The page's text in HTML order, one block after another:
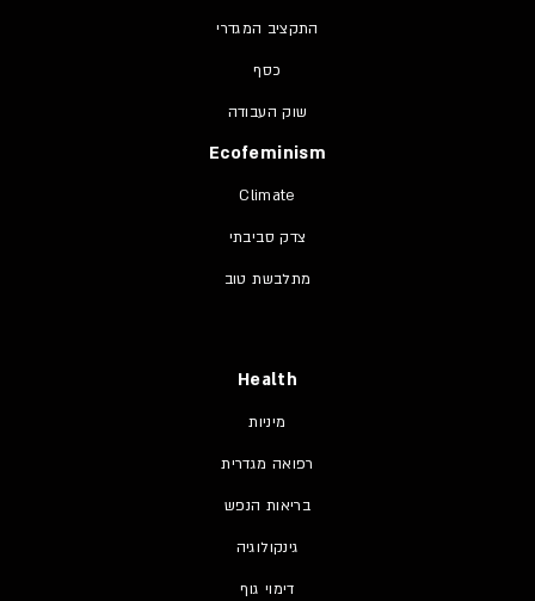
התקציב המגדרי
כסף
שוק העבודה
Ecofeminism
Climate
צדק סביבתי
מתלבשת טוב
Health
מיניות
רפואה מגדרית
בריאות הנפש
גינקולוגיה
דימוי גוף